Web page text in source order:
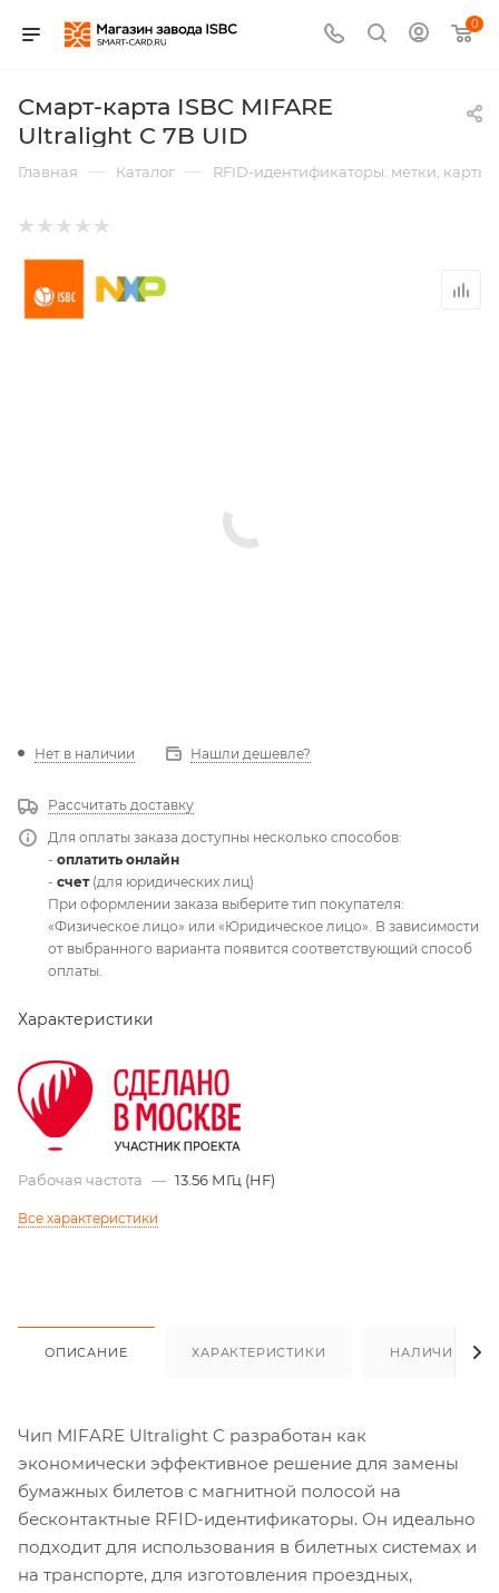
0
Смарт-карта ISBC MIFARE
Ultralight C 7B UID
Главная — Каталог — RFID-идентификаторы: метки,
Нет в наличии Нашли дешевле?
Рассчитать доставку
Для оплаты заказа доступны несколько способов:
- оплатить онлайн
- счет(для юридических лиц)
При оформлении заказа выберите тип покупателя:
«Физическое лицо» или «Юридическое лицо». В зависимости
от выбранного варианта появится соответствующий способ
оплаты.
Характеристики
Рабочая частота — 13.56 МГц (HF)
Все характеристики
ОПИСАНИЕ ХАРАКТЕРИСТИКИ НАЛИЧИЕ
Чип MIFARE Ultralight C разработан как
экономически эффективное решение для замены
бумажных билетов с магнитной полосой на
бесконтактные RFID-идентификаторы. Он идеально
подходит для использования в билетных системах и
на транспорте, для изготовления проездных,